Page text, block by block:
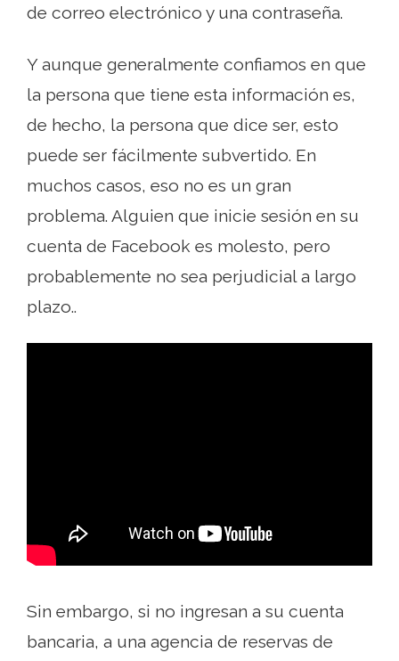
de correo electrónico y una contraseña.
Y aunque generalmente confiamos en que
la persona que tiene esta información es,
de hecho, la persona que dice ser, esto
puede ser fácilmente subvertido. En
muchos casos, eso no es un gran
problema. Alguien que inicie sesión en su
cuenta de Facebook es molesto, pero
probablemente no sea perjudicial a largo
plazo..
Sin embargo, si no ingresan a su cuenta
bancaria, a una agencia de reservas de